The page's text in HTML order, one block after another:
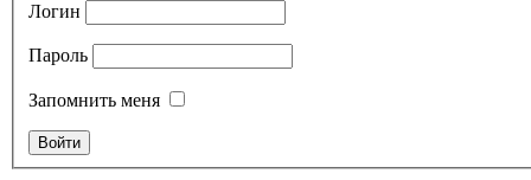
Логин
Пароль
Запомнить меня